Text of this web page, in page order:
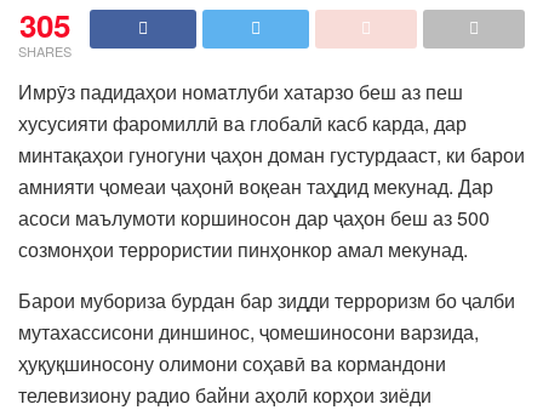
305
SHARES
Имрӯз падидаҳои номатлуби хатарзо беш аз пеш
хусусияти фаромиллӣ ва глобалӣ касб карда, дар
минтақаҳои гуногуни ҷаҳон доман густурдааст, ки барои
амнияти ҷомеаи ҷаҳонӣ воқеан таҳдид мекунад. Дар
асоси маълумоти коршиносон дар ҷаҳон беш аз 500
созмонҳои террористии пинҳонкор амал мекунад.
Барои мубориза бурдан бар зидди терроризм бо ҷалби
мутахассисони диншинос, ҷомешиносони варзида,
ҳуқуқшиносону олимони соҳавӣ ва кормандони
телевизиону радио байни аҳолӣ корҳои зиёди